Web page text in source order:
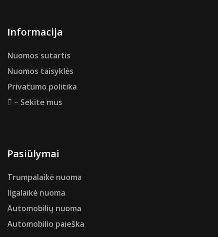
Informacija
Nuomos sutartis
Nuomos taisyklės
Privatumo politika
– Sekite mus
Pasiūlymai
Trumpalaikė nuoma
Ilgalaikė nuoma
Automobilių nuoma
Automobilio paieška